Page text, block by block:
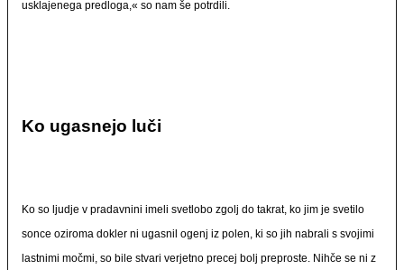
usklajenega predloga,« so nam še potrdili.
Ko ugasnejo luči
Ko so ljudje v pradavnini imeli svetlobo zgolj do takrat, ko jim je svetilo
sonce oziroma dokler ni ugasnil ogenj iz polen, ki so jih nabrali s svojimi
lastnimi močmi, so bile stvari verjetno precej bolj preproste. Nihče se ni z